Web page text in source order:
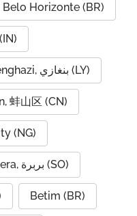
Belo Horizonte (BR)
Benghazi, بنغازي (LY)
蚌山区 (CN)
(NG)
Berbera, بربرة (SO)
Betim (BR)